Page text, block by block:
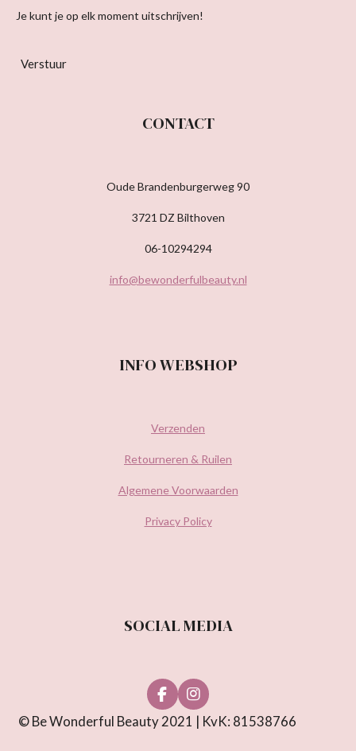
Je kunt je op elk moment uitschrijven!
Verstuur
CONTACT
Oude Brandenburgerweg 90
3721 DZ Bilthoven
06-10294294
info@bewonderfulbeauty.nl
INFO WEBSHOP
Verzenden
Retourneren & Ruilen
Algemene Voorwaarden
Privacy Policy
SOCIAL MEDIA
F
a
c
I
n
s
© Be Wonderful Beauty 2021 | KvK: 81538766